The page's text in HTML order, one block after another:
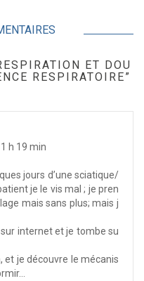
ET DOU
RESPIRATOIRE”
h 19 min
jours d’une sciatique/
je le vis mal ; je pren
mais sans plus; mais j
internet et je tombe su
et je découvre le mécanis